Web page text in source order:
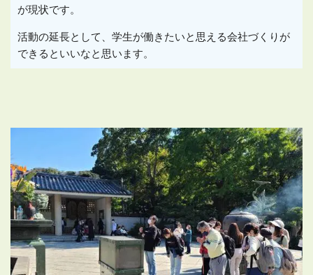
が現状です。
活動の延長として、学生が働きたいと思える会社づくりが
できるといいなと思います。